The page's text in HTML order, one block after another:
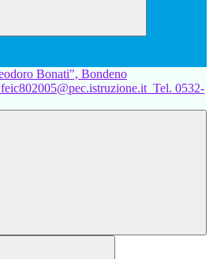
feic802005@pec.istruzione.it Tel. 0532-